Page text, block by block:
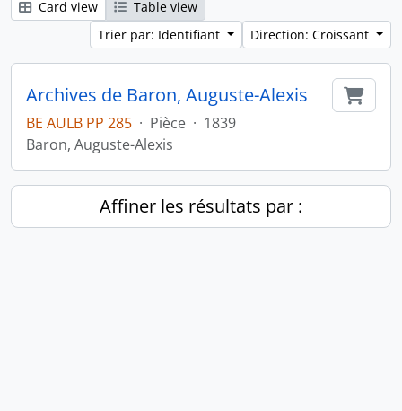
Card view
Table view
Trier par: Identifiant
Direction: Croissant
Archives de Baron, Auguste-Alexis
BE AULB PP 285 · Pièce · 1839
Baron, Auguste-Alexis
Affiner les résultats par :